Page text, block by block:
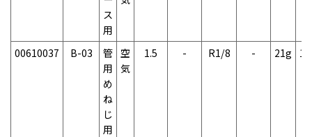
ス
用
00610037 B-03
管
用
め
ね
じ
用
空
気
1.5 - R1/8 - 21g